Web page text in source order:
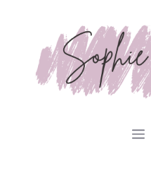
contenu